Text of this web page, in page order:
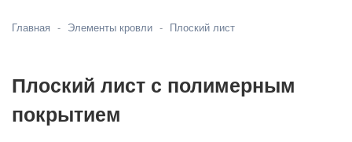
Главная Элементы кровли Плоский лист
Плоский лист с полимерным
покрытием